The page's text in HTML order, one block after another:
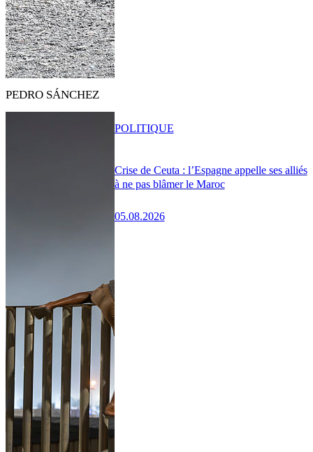
PEDRO SÁNCHEZ
Crise de Ceuta : l’Espagne appelle ses alliés
à ne pas blâmer le Maroc
05.08.2026
POLITIQUE